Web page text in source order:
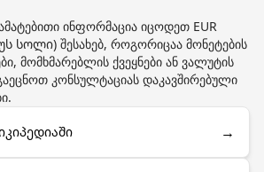
ინფორმაცია იცოდეთ EUR
სოლი) შესახებ, როგორიცაა მონეტების
მომხმარებლის ქვეყნები ან ვალუტის
კონსულტაციას დაკავშირებული
→